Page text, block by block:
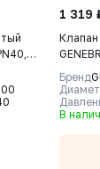
-
1 319
Клапан
корпус
CF8М
Бренд
В